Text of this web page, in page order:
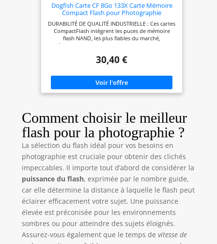
Dogfish Carte CF 8Go 133X Carte Mémoire
Compact Flash pour Photographie
Professionnelle
DURABILITÉ DE QUALITÉ INDUSTRIELLE : Ces cartes
CompactFlash intègrent les puces de mémoire
flash NAND, les plus fiables du marché,
spécialement conçues pour les environnements
données plus sûr TRANSFERT DE DONNÉES RAPIDE
des vitesses de lecture allant jusqu'à 20 Mo/s
(mégaoctets par seconde) . Elles garantissent une
prise de vue en rafale rapide (aucun cliché
manqué), un enregistrement vidéo fluide et un
INTÉGRITÉ DES DONNÉES FIABLE : Le ECC intégré
détecte et répare automatiquement les erreurs de
lecture douces, tandis que le Power Core
Controller réduit les écritures de données inutiles,
prolongeant la durée de vie de la carte CF par 3.
Essentiel pour préserver vos précieux actifs
photo/vidéo COMPATIBILITÉ CAMÉRA
EXCEPTIONNELLE : Cette carte mémoire CF
professionnelle est conçue pour les appareils
photo reflex (DSLR) et hybrides sans miroir.
Compatible avec les Canon EOS 5D, 7D, 5D Mark II,
5D Mark III, 1DX, 1DX Mark II, les Nikon D300, D5,
D4S, D4, D500, D700, D800, D810, ainsi que les
anciens appareils photo numériques équipés d'un
emplacement pour carte CF GARANTIE QUALITÉ &
SUPPORT : Format FAT32. Interface 50 broches
(50-pin). Dimensions: 43x36x3.3 mm (format CF
standard). Chaque carte mémoire CompactFlash
subit des tests qualité rigoureux pour une fiabilité
30,40 €
Comment choisir le meilleur
flash pour la photographie ?
La sélection du flash idéal pour vos besoins en
photographie est cruciale pour obtenir des clichés
impeccables. Il importe tout d’abord de considérer la
puissance du flash, exprimée par le nombre guide,
car elle détermine la distance à laquelle le flash peut
éclairer efficacement votre sujet. Une puissance
élevée est préconisée pour les environnements
sombres ou pour atteindre des sujets éloignés.
Assurez-vous également que le temps de vitesse de